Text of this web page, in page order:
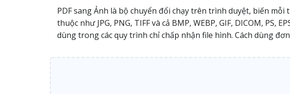
PDF sang Ảnh là bộ chuyển đổi chạy trên trình duyệt, biến
thuộc như JPG, PNG, TIFF và cả BMP, WEBP, GIF, DICOM,
dùng trong các quy trình chỉ chấp nhận file hình. Cách dùng